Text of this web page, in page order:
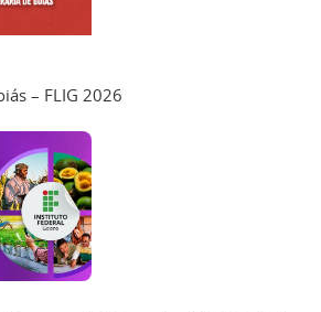
– FLIG 2026